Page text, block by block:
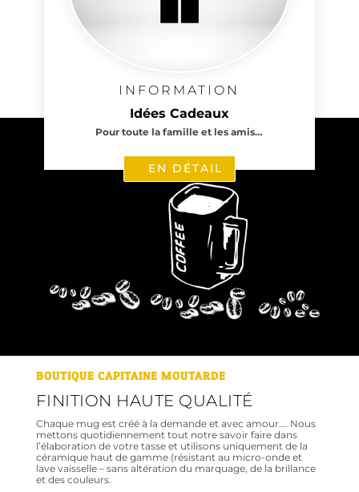
INFORMATION
Idées Cadeaux
Pour toute la famille et les amis…
EN DÉTAIL
BOUTIQUE CAPITAINE MOUTARDE
FINITION HAUTE QUALITÉ
Chaque mug est créé à la demande et avec amour…. Nous
mettons quotidiennement tout notre savoir faire dans
l’élaboration de votre tasse et utilisons uniquement de la
céramique haut de gamme (résistant au micro-onde et
lave vaisselle – sans altération du marquage, de la brillance
et des couleurs.